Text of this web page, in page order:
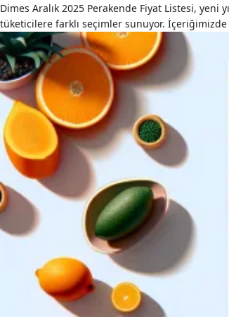
Dimes Aralık 2025 Perakende Fiyat Listesi,
tüketicilere farklı seçimler sunuyor. İçeriğimizde